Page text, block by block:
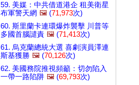
59. 美媒：中共借道港企 租美衛星
布軍警天網 🖼️ (71,973次)
60. 斯里蘭卡連環爆炸襲擊 川普等
多國首腦譴責 🖼️ (71,413次)
61. 烏克蘭總統大選 喜劇演員澤連
斯基獲勝 🖼️ (70,126次)
62. 美國務院推視頻籲：切勿陷入
一帶一路陷阱 🖼️ (69,793次)